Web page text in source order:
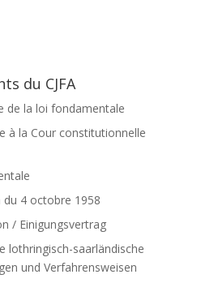
du CJFA
de la loi fondamentale
à la Cour constitutionnelle
du 4 octobre 1958
/ Einigungsvertrag
lothringisch-saarländische
und Verfahrensweisen